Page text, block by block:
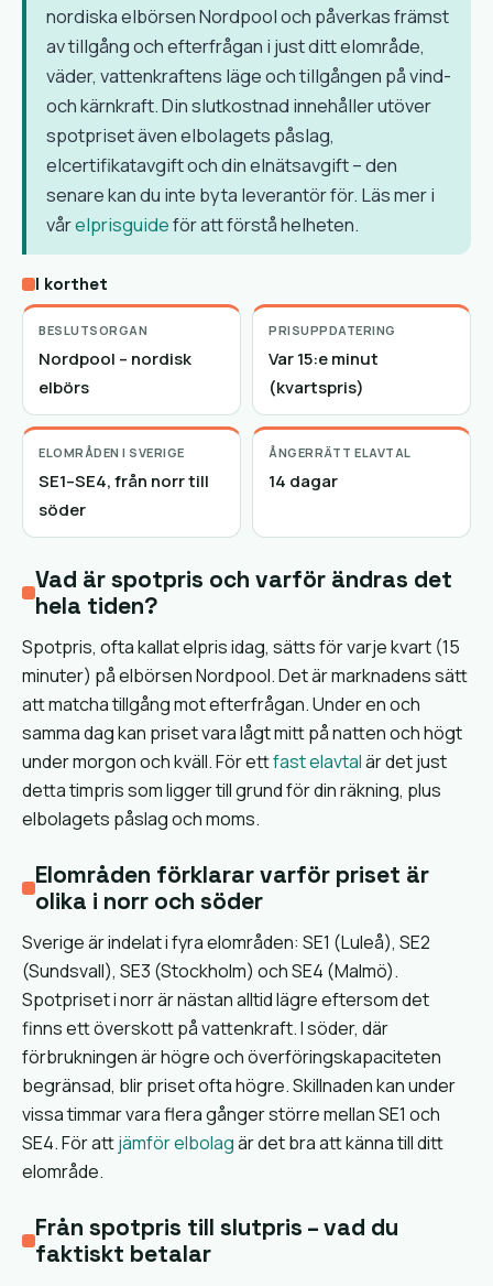
nordiska elbörsen Nordpool och påverkas främst
av tillgång och efterfrågan i just ditt elområde,
väder, vattenkraftens läge och tillgången på vind-
och kärnkraft. Din slutkostnad innehåller utöver
spotpriset även elbolagets påslag,
elcertifikatavgift och din elnätsavgift – den
senare kan du inte byta leverantör för. Läs mer i
vårelprisguideför att förstå helheten.
I korthet
BESLUTSORGAN
Nordpool – nordisk
elbörs
PRISUPPDATERING
Var 15:e minut
(kvartspris)
ELOMRÅDEN I SVERIGE
SE1–SE4, från norr till
söder
ÅNGERRÄTT ELAVTAL
14 dagar
Vad är spotpris och varför ändras det
hela tiden?
Spotpris, ofta kallat elpris idag, sätts för varje kvart (15
minuter) på elbörsen Nordpool. Det är marknadens sätt
att matcha tillgång mot efterfrågan. Under en och
samma dag kan priset vara lågt mitt på natten och högt
under morgon och kväll. För ettfast elavtalär det just
detta timpris som ligger till grund för din räkning, plus
elbolagets påslag och moms.
Elområden förklarar varför priset är
olika i norr och söder
Sverige är indelat i fyra elområden: SE1 (Luleå), SE2
(Sundsvall), SE3 (Stockholm) och SE4 (Malmö).
Spotpriset i norr är nästan alltid lägre eftersom det
finns ett överskott på vattenkraft. I söder, där
förbrukningen är högre och överföringskapaciteten
begränsad, blir priset ofta högre. Skillnaden kan under
vissa timmar vara flera gånger större mellan SE1 och
SE4. För attjämför elbolagär det bra att känna till ditt
elområde.
Från spotpris till slutpris – vad du
faktiskt betalar